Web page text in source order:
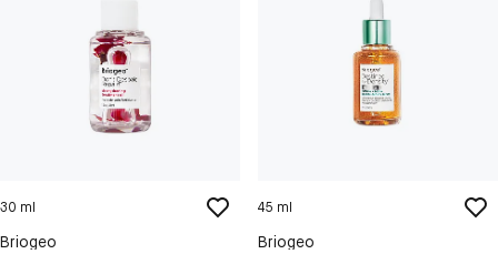
30 ml
Briogeo
45 ml
Briogeo